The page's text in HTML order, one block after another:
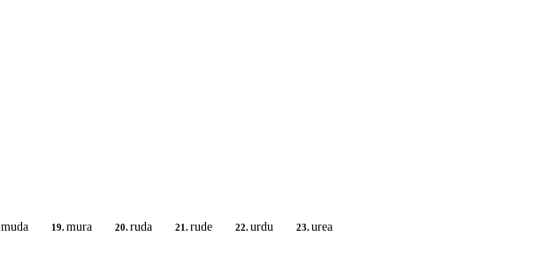
muda 19.mura 20.ruda 21.rude 22.urdu 23.urea